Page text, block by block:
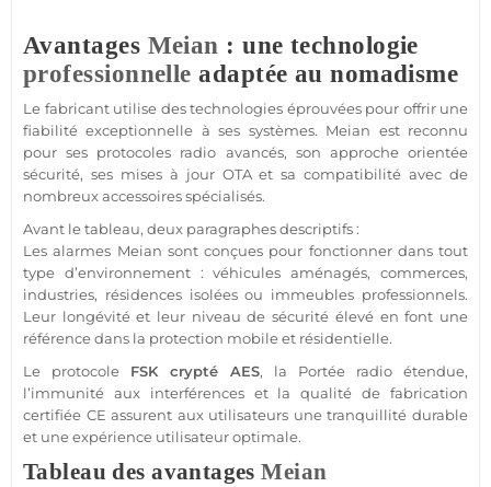
Avantages Meian : une technologie
professionnelle adaptée au nomadisme
Le fabricant utilise des technologies éprouvées pour offrir une
fiabilité exceptionnelle à ses systèmes. Meian est reconnu
pour ses protocoles radio avancés, son approche orientée
sécurité, ses mises à jour OTA et sa compatibilité avec de
nombreuxaccessoiresspécialisés.
Avant le tableau, deux paragraphes descriptifs :
Les alarmes Meian sont conçues pour fonctionner dans tout
type d’environnement : véhicules aménagés, commerces,
industries, résidencesisolées ou immeubles professionnels.
Leur longévité et leur niveau desécurité élevé en font une
référence dans la protection mobile et résidentielle.
Le protocole FSKcrypté AES, la Portée radio étendue,
l’immunité aux interférences et la qualité de fabrication
certifiée CE assurent aux utilisateurs une tranquillité durable
et une expérience utilisateur optimale.
Tableau des avantagesMeian